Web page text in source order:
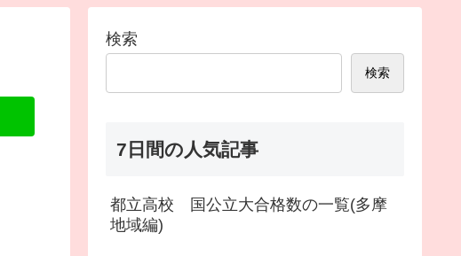
検索
検索
7日間の人気記事
都立高校 国公立大合格数の一覧(多摩
地域編)